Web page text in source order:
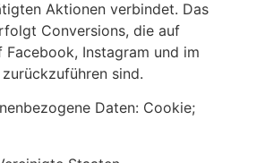
Aktionen verbindet. Das
Conversions, die auf
Facebook, Instagram und im
sind.
Daten: Cookie;